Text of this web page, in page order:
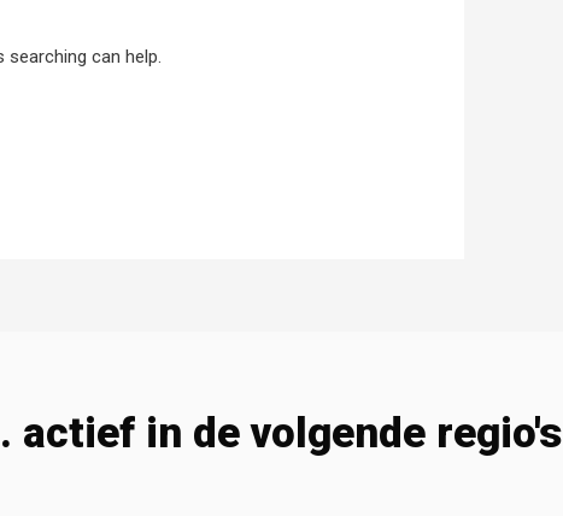
searching can help.
actief in de volgende regio's